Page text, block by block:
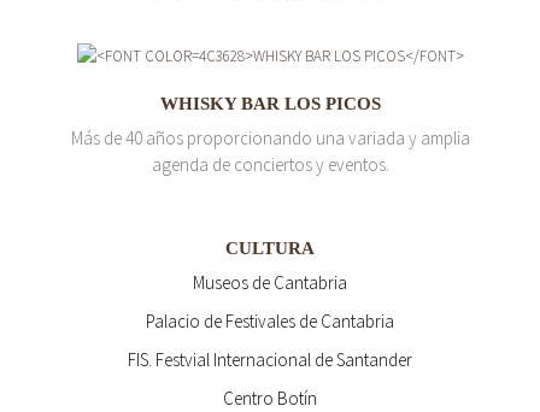
WHISKY BAR LOS PICOS
Más de 40 años proporcionando una variada y amplia
agenda de conciertos y eventos.
CULTURA
Museos de Cantabria
Palacio de Festivales de Cantabria
FIS. Festvial Internacional de Santander
Centro Botín